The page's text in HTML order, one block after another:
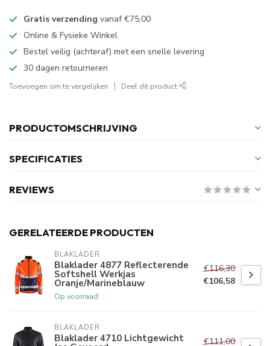
Gratis verzending vanaf€75,00
Online & Fysieke Winkel
Bestel veilig (achteraf) met een snelle levering
30 dagen retourneren
Toevoegen om te vergelijken Deel dit product
PRODUCTOMSCHRIJVING
SPECIFICATIES
REVIEWS
GERELATEERDE PRODUCTEN
BLAKLADER
Blaklader 4877 Reflecterende
Softshell Werkjas
Oranje/Marineblauw
Op voorraad
€116,30
€106,58
BLAKLADER
Blaklader 4710 Lichtgewicht €111,00